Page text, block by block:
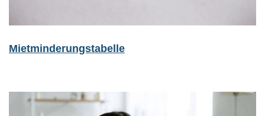
Mietminderungstabelle